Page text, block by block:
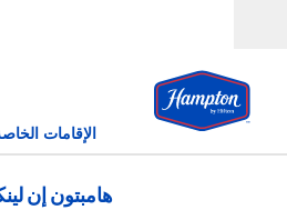
الإقامات
هامبتون إن